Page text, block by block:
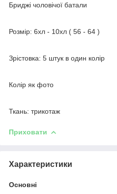
Бриджі чоловічої батали
Розмір: 6хл - 10хл ( 56 - 64 )
Зрістовка: 5 штук в один колір
Колір як фото
Ткань: трикотаж
Приховати
Характеристики
Основні